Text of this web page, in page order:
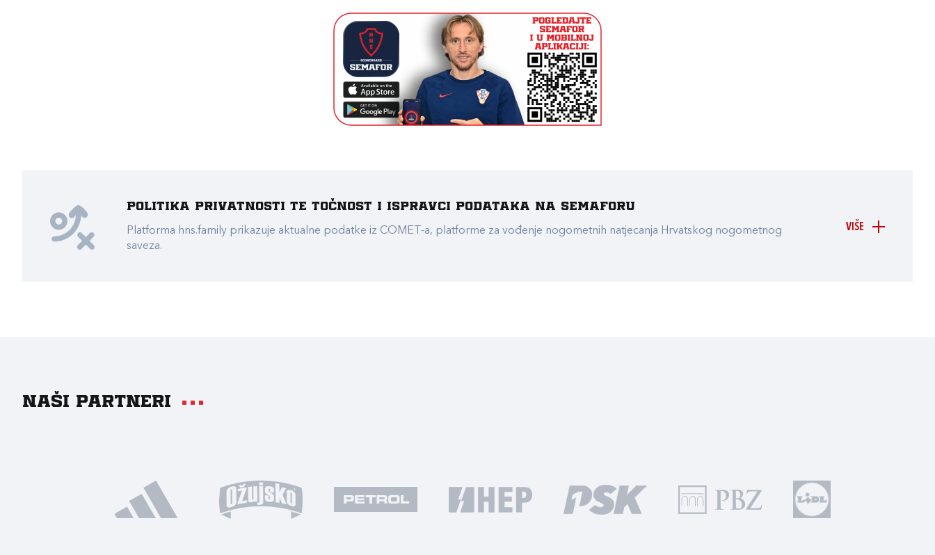
VIŠE
Politika privatnosti te točnost i ispravci podataka na Semaforu
Platforma hns.family prikazuje aktualne podatke iz COMET-a, platforme za vođenje nogometnih natjecanja Hrvatskog nogometnog
saveza.
Naši partneri